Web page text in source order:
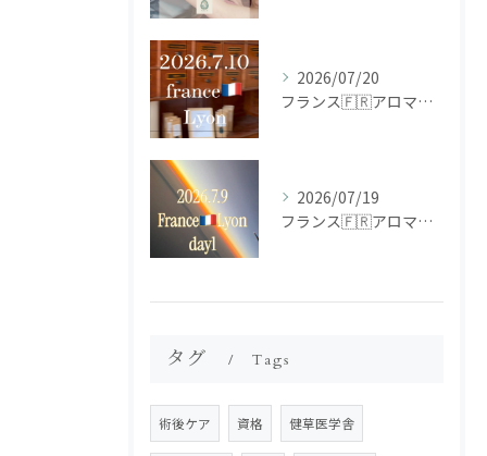
2026/07/20
フランス🇫🇷アロマ研修ツアー𝗱𝗮𝘆𝟮
2026/07/19
フランス🇫🇷アロマ研修ツアー𝗱𝗮𝘆𝟭
タグ Tags
術後ケア 資格 健草医学舎